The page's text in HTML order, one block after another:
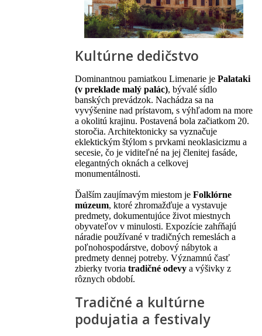
Kultúrne dedičstvo
Dominantnou pamiatkou Limenarie je Palataki
(v preklade malý palác), bývalé sídlo
banských prevádzok. Nachádza sa na
vyvýšenine nad prístavom, s výhľadom na more
a okolitú krajinu. Postavená bola začiatkom 20.
storočia. Architektonicky sa vyznačuje
eklektickým štýlom s prvkami neoklasicizmu a
secesie, čo je viditeľné na jej členitej fasáde,
elegantných oknách a celkovej
monumentálnosti.
Ďalším zaujímavým miestom je Folklórne
múzeum, ktoré zhromažďuje a vystavuje
predmety, dokumentujúce život miestnych
obyvateľov v minulosti. Expozície zahŕňajú
náradie používané v tradičných remeslách a
poľnohospodárstve, dobový nábytok a
predmety dennej potreby. Významnú časť
zbierky tvoria tradičné odevy a výšivky z
rôznych období.
Tradičné a kultúrne
podujatia a festivaly